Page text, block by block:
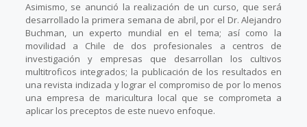
Asimismo, se anunció la realización de un curso, que será
desarrollado la primera semana de abril, por el Dr. Alejandro
Buchman, un experto mundial en el tema; así como la
movilidad a Chile de dos profesionales a centros de
investigación y empresas que desarrollan los cultivos
multitroficos integrados; la publicación de los resultados en
una revista indizada y lograr el compromiso de por lo menos
una empresa de maricultura local que se comprometa a
aplicar los preceptos de este nuevo enfoque.